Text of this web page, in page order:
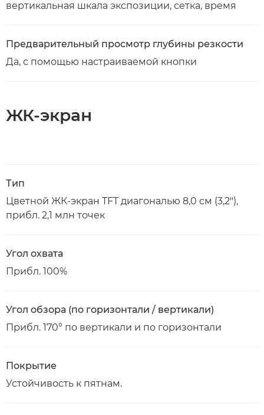
вертикальная шкала экспозиции, сетка, время
Предварительный просмотр глубины резкости
Да, с помощью настраиваемой кнопки
ЖК-экран
Тип
Цветной ЖК-экран TFT диагональю 8,0 см (3,2"),
прибл. 2,1 млн точек
Угол охвата
Прибл. 100%
Угол обзора (по горизонтали / вертикали)
Прибл. 170° по вертикали и по горизонтали
Покрытие
Устойчивость к пятнам.